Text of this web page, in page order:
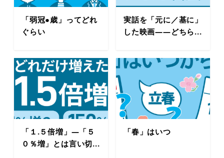
「弱冠●歳」ってどれ
ぐらい
実話を「元に／基に」
した映画――どちら...
「１.５倍増」―「５
０％増」とは言い切...
「春」はいつ